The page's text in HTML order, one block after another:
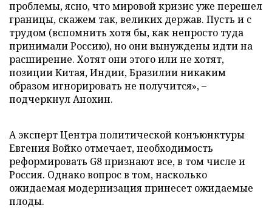
проблемы, ясно, что мировой кризис уже перешел
границы, скажем так, великих держав. Пусть и с
трудом (вспомнить хотя бы, как непросто туда
принимали Россию), но они вынуждены идти на
расширение. Хотят они этого или не хотят,
позиции Китая, Индии, Бразилии никаким
образом игнорировать не получится», –
подчеркнул Анохин.
А эксперт Центра политической конъюнктуры
Евгения Войко отмечает, необходимость
реформировать G8 признают все, в том числе и
Россия. Однако вопрос в том, насколько
ожидаемая модернизация принесет ожидаемые
плоды.